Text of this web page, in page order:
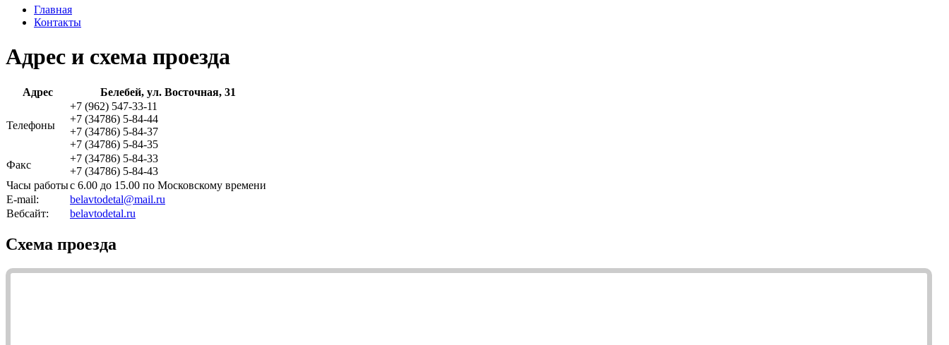
Главная
Контакты
Адрес и схема проезда
Адрес Белебей, ул. Восточная, 31
Телефоны
+7 (962) 547-33-11
+7 (34786) 5-84-44
+7 (34786) 5-84-37
+7 (34786) 5-84-35
Факс
+7 (34786) 5-84-33
+7 (34786) 5-84-43
Часы работыс 6.00 до 15.00 по Московскому времени
E-mail:
belavtodetal@mail.ru
Вебсайт:
belavtodetal.ru
Схема проезда